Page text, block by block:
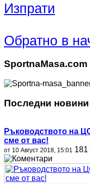
Изпрати
Обратно в
SportnaMasa.com
Последни новини
Ръководството на
сме от вас!
от 10 Август 2018, 15:01 181